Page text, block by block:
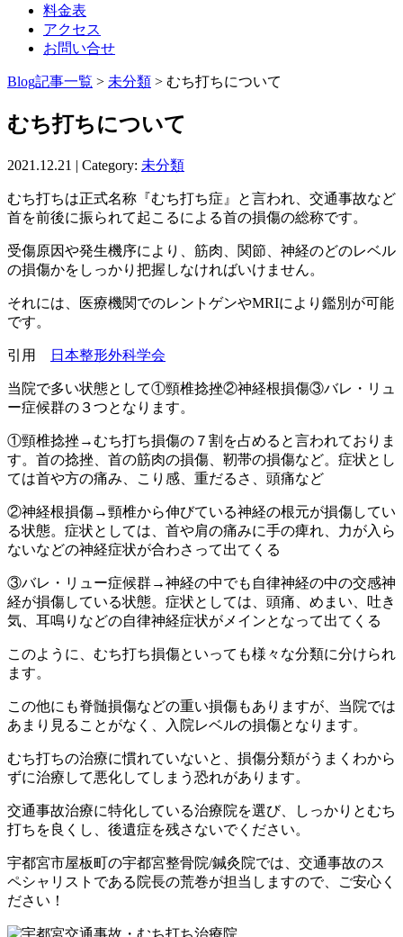
料金表
アクセス
お問い合せ
Blog記事一覧 > 未分類 > むち打ちについて
むち打ちについて
2021.12.21 | Category: 未分類
むち打ちは正式名称『むち打ち症』と言われ、交通事故など
首を前後に振られて起こるによる首の損傷の総称です。
受傷原因や発生機序により、筋肉、関節、神経のどのレベル
の損傷かをしっかり把握しなければいけません。
それには、医療機関でのレントゲンやMRIにより鑑別が可能
です。
引用 日本整形外科学会
当院で多い状態として①頸椎捻挫②神経根損傷③バレ・リュ
ー症候群の３つとなります。
①頸椎捻挫→むち打ち損傷の７割を占めると言われておりま
す。首の捻挫、首の筋肉の損傷、靭帯の損傷など。症状とし
ては首や方の痛み、こり感、重だるさ、頭痛など
②神経根損傷→頸椎から伸びている神経の根元が損傷してい
る状態。症状としては、首や肩の痛みに手の痺れ、力が入ら
ないなどの神経症状が合わさって出てくる
③バレ・リュー症候群→神経の中でも自律神経の中の交感神
経が損傷している状態。症状としては、頭痛、めまい、吐き
気、耳鳴りなどの自律神経症状がメインとなって出てくる
このように、むち打ち損傷といっても様々な分類に分けられ
ます。
この他にも脊髄損傷などの重い損傷もありますが、当院では
あまり見ることがなく、入院レベルの損傷となります。
むち打ちの治療に慣れていないと、損傷分類がうまくわから
ずに治療して悪化してしまう恐れがあります。
交通事故治療に特化している治療院を選び、しっかりとむち
打ちを良くし、後遺症を残さないでください。
宇都宮市屋板町の宇都宮整骨院/鍼灸院では、交通事故のス
ペシャリストである院長の荒巻が担当しますので、ご安心く
ださい！